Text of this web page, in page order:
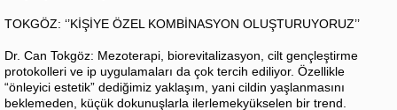
TOKGÖZ: ‘’KİŞİYE ÖZEL KOMBİNASYON OLUŞTURUYORUZ’’
Dr. Can Tokgöz: Mezoterapi, biorevitalizasyon, cilt gençleştirme
protokolleri ve ip uygulamaları da çok tercih ediliyor. Özellikle
“önleyici estetik” dediğimiz yaklaşım, yani cildin yaşlanmasını
beklemeden, küçük dokunuşlarla ilerlemekyükselen bir trend.